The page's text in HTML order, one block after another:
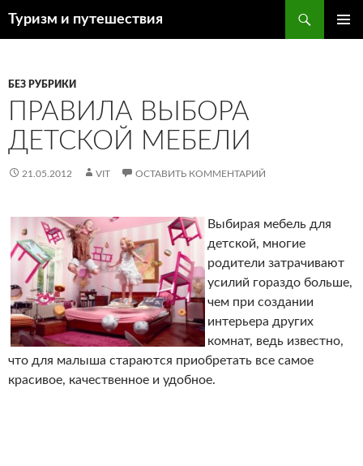
Туризм и путешествия
БЕЗ РУБРИКИ
ПРАВИЛА ВЫБОРА
ДЕТСКОЙ МЕБЕЛИ
21.05.2012 VIT ОСТАВИТЬ КОММЕНТАРИЙ
Выбирая мебель для
детской, многие
родители затрачивают
усилий гораздо больше,
чем при создании
интерьера других
комнат, ведь известно,
что для малыша стараются приобретать все самое
красивое, качественное и удобное.